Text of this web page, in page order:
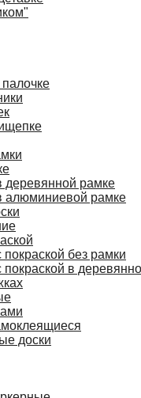
деревянной рамке
алюминиевой рамке
без рамки
в
доски